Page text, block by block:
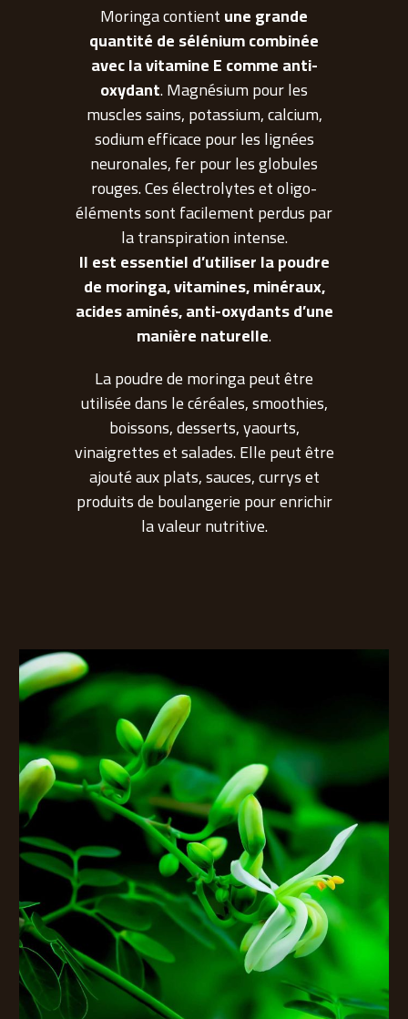
Moringa contientune grande
quantité de sélénium combinée
avec la vitamine E comme anti-
oxydant. Magnésium pour les
muscles sains, potassium, calcium,
sodium efficace pour les lignées
neuronales, fer pour les globules
rouges. Ces électrolytes et oligo-
éléments sont facilement perdus par
la transpiration intense.
Il est essentiel d’utiliser la poudre
de moringa, vitamines, minéraux,
acides aminés, anti-oxydants d’une
manière naturelle.
La poudre de moringa peut être
utilisée dans le céréales, smoothies,
boissons, desserts, yaourts,
vinaigrettes et salades. Elle peut être
ajouté aux plats, sauces, currys et
produits de boulangerie pour enrichir
la valeur nutritive.